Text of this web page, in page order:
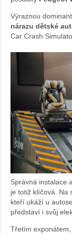
Výraznou
nárazu dětské
Car Crash
Správná instalace
je totiž klíčová. Na
kteří ukáží u
představí i svůj
Třetím